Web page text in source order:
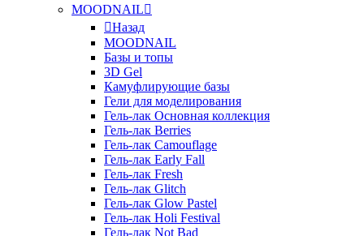
MOODNAIL
Назад
MOODNAIL
Базы и топы
3D Gel
Камуфлирующие базы
Гели для моделирования
Гель-лак Основная коллекция
Гель-лак Berries
Гель-лак Camouflage
Гель-лак Early Fall
Гель-лак Fresh
Гель-лак Glitch
Гель-лак Glow Pastel
Гель-лак Holi Festival
Гель-лак Not Bad